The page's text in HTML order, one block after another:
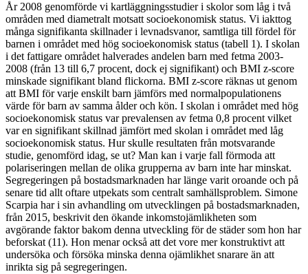
År 2008 genomförde vi kartläggningsstudier i skolor som låg i två
områden med diametralt motsatt socioekonomisk status. Vi iakttog
många signifikanta skillnader i levnadsvanor, samtliga till fördel för
barnen i området med hög socioekonomisk status (tabell 1). I skolan
i det fattigare området halverades andelen barn med fetma 2003-
2008 (från 13 till 6,7 procent, dock ej signifikant) och BMI z-score
minskade signifikant bland flickorna. BMI z-score räknas ut genom
att BMI för varje enskilt barn jämförs med normalpopulationens
värde för barn av samma ålder och kön. I skolan i området med hög
socioekonomisk status var prevalensen av fetma 0,8 procent vilket
var en signifikant skillnad jämfört med skolan i området med låg
socioekonomisk status. Hur skulle resultaten från motsvarande
studie, genomförd idag, se ut? Man kan i varje fall förmoda att
polariseringen mellan de olika grupperna av barn inte har minskat.
Segregeringen på bostadsmarknaden har länge varit oroande och på
senare tid allt oftare utpekats som centralt samhällsproblem. Simone
Scarpia har i sin avhandling om utvecklingen på bostadsmarknaden,
från 2015, beskrivit den ökande inkomstojämlikheten som
avgörande faktor bakom denna utveckling för de städer som hon har
beforskat (11). Hon menar också att det vore mer konstruktivt att
undersöka och försöka minska denna ojämlikhet snarare än att
inrikta sig på segregeringen.